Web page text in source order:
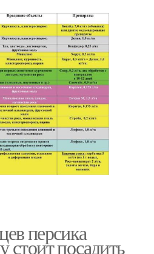
персика
посадить